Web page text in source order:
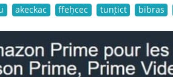
akeckac ffeḥcec tunṭict bibras